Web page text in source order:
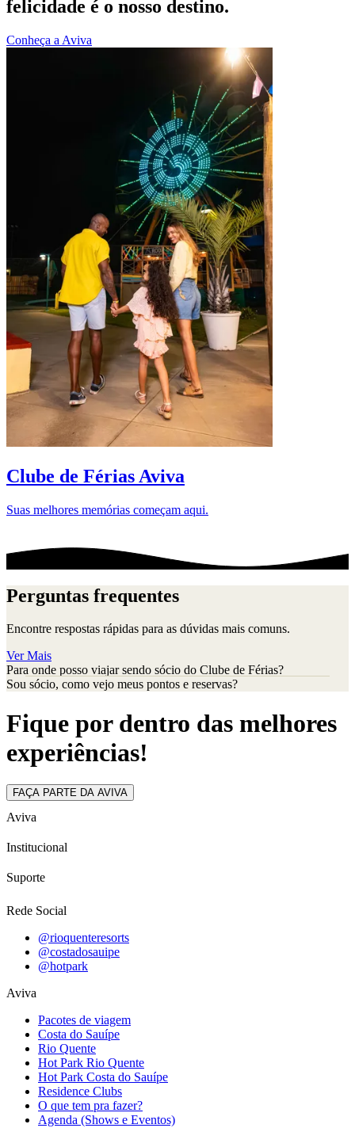
felicidade é o nosso destino.
Conheça a Aviva
Clube de Férias Aviva
Suas melhores memórias começam aqui.
Perguntas frequentes
Encontre respostas rápidas para as dúvidas mais comuns.
Ver Mais
Para onde posso viajar sendo sócio do Clube de Férias?
Sou sócio, como vejo meus pontos e reservas?
Fique por dentro das melhores
experiências!
FAÇA PARTE DA AVIVA
Aviva
Institucional
Suporte
Rede Social
@rioquenteresorts
@costadosauipe
@hotpark
Aviva
Pacotes de viagem
Costa do Sauípe
Rio Quente
Hot Park Rio Quente
Hot Park Costa do Sauípe
Residence Clubs
O que tem pra fazer?
Agenda (Shows e Eventos)